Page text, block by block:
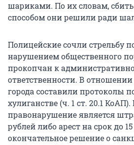
шариками. По их словам,
способом они решили ради
Полицейские сочли стрельбу
нарушением общественного
прокопчан к
ответственности. В
города составили протоколы
хулиганстве (ч. 1 ст. 20.1
правонарушение является
рублей либо арест на срок до
окончательное решение о